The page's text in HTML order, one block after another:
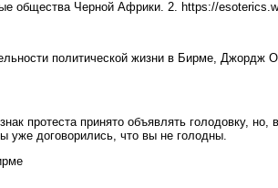
общества Черной Африки. 2. https://
политической жизни в Бирме,
протеста принято объявлять голодовку,
уже договорились, что вы не голодны.